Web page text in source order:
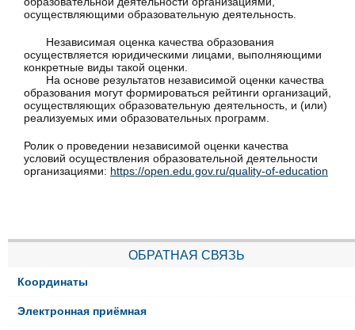
осуществляющими образовательную деятельность.
Независимая оценка качества образования
осуществляется юридическими лицами, выполняющими
конкретные виды такой оценки.
На основе результатов независимой оценки качества
образования могут формироваться рейтинги организаций,
осуществляющих образовательную деятельность, и (или)
реализуемых ими образовательных программ.
Ролик о проведении независимой оценки качества
условий осуществления образовательной деятельности
организациями: https://open.edu.gov.ru/quality-of-education
ОБРАТНАЯ СВЯЗЬ
Координаты
Электронная приёмная